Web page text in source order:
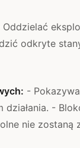
Oddzielać
odkryte
-
działania. -
nie zostaną